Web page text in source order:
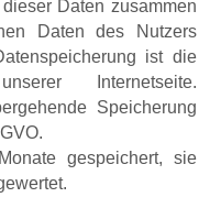
Daten zusammen
Daten des Nutzers
ist die
Internetseite.
Speicherung
gespeichert, sie